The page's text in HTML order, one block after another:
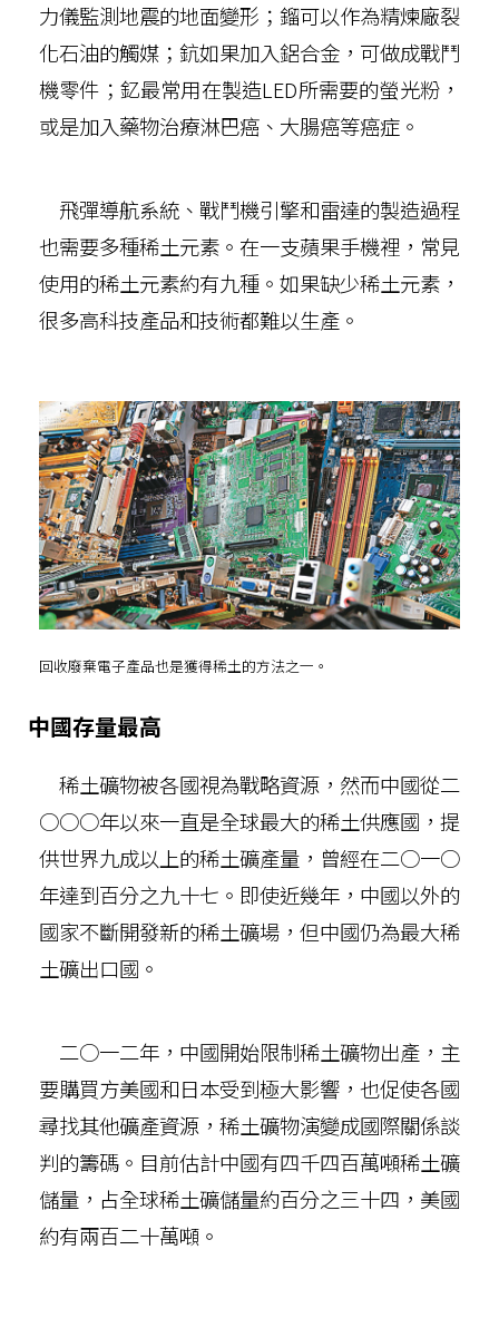
力儀監測地震的地面變形；鎦可以作為精煉廠裂
化石油的觸媒；鈧如果加入鋁合金，可做成戰鬥
機零件；釔最常用在製造LED所需要的螢光粉，
或是加入藥物治療淋巴癌、大腸癌等癌症。
飛彈導航系統、戰鬥機引擎和雷達的製造過程
也需要多種稀土元素。在一支蘋果手機裡，常見
使用的稀土元素約有九種。如果缺少稀土元素，
很多高科技產品和技術都難以生產。
回收廢棄電子產品也是獲得稀土的方法之一。
中國存量最高
稀土礦物被各國視為戰略資源，然而中國從二
○○○年以來一直是全球最大的稀土供應國，提
供世界九成以上的稀土礦產量，曾經在二○一○
年達到百分之九十七。即使近幾年，中國以外的
國家不斷開發新的稀土礦場，但中國仍為最大稀
土礦出口國。
二○一二年，中國開始限制稀土礦物出產，主
要購買方美國和日本受到極大影響，也促使各國
尋找其他礦產資源，稀土礦物演變成國際關係談
判的籌碼。目前估計中國有四千四百萬噸稀土礦
儲量，占全球稀土礦儲量約百分之三十四，美國
約有兩百二十萬噸。